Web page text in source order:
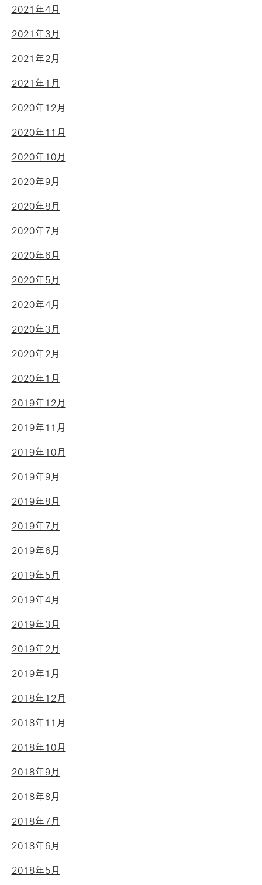
2021年4月
2021年3月
2021年2月
2021年1月
2020年12月
2020年11月
2020年10月
2020年9月
2020年8月
2020年7月
2020年6月
2020年5月
2020年4月
2020年3月
2020年2月
2020年1月
2019年12月
2019年11月
2019年10月
2019年9月
2019年8月
2019年7月
2019年6月
2019年5月
2019年4月
2019年3月
2019年2月
2019年1月
2018年12月
2018年11月
2018年10月
2018年9月
2018年8月
2018年7月
2018年6月
2018年5月